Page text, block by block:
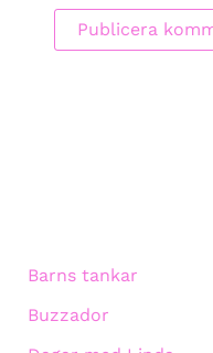
Barns tankar
Buzzador